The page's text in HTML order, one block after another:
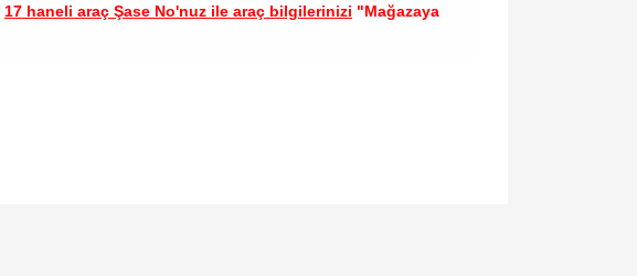
17 haneli araç Şase No'nuz ile araç bilgilerinizi "Mağazaya